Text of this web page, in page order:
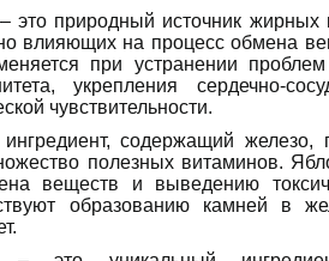
– это природный источник жирных
влияющих на процесс обмена
при устранении
укрепления сердечно-
чувствительности.
содержащий железо,
полезных витаминов.
веществ и выведению
образованию камней в